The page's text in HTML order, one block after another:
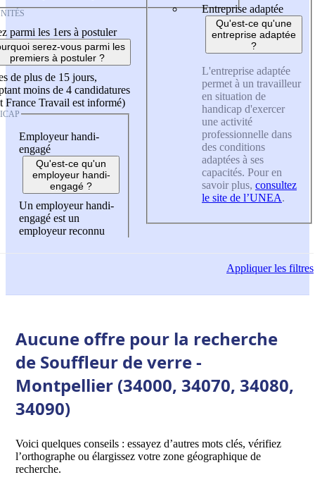
parmi les 1ers à postuler
serez-vous parmi les
premiers à postuler ?
de plus de 15 jours,
moins de 4 candidatures
France Travail est informé)
Employeur handi-
engagé
Qu'est-ce qu'un
employeur handi-
engagé ?
Un employeur handi-
engagé est un
employeur reconnu
Entreprise adaptée
Qu'est-ce qu'une
entreprise adaptée
?
L'entreprise adaptée
permet à un travailleur
en situation de
handicap d'exercer
une activité
professionnelle dans
des conditions
adaptées à ses
capacités. Pour en
savoir plus, consultez
le site de l’UNEA.
Appliquerles filtres
Aucune offre pour la recherche
de Souffleur de verre -
Montpellier (34000, 34070, 34080,
34090)
Voici quelques conseils : essayez d’autres mots clés, vérifiez
l’orthographe ou élargissez votre zone géographique de
recherche.